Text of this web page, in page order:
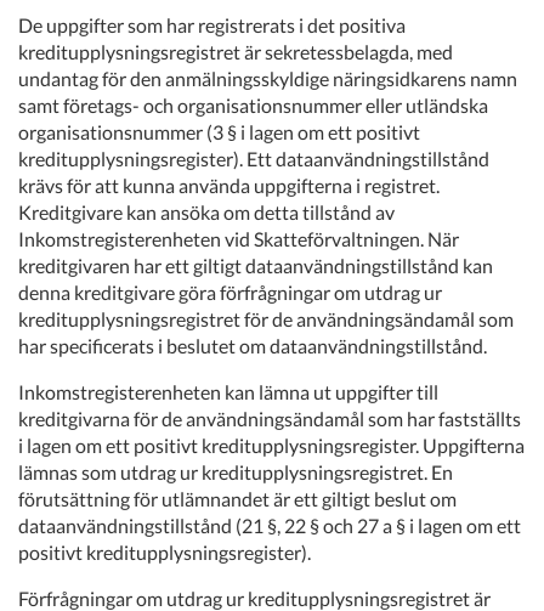
De uppgifter som har registrerats i det positiva
kreditupplysningsregistret är sekretessbelagda, med
undantag för den anmälningsskyldige näringsidkarens namn
samt företags- och organisationsnummer eller utländska
organisationsnummer (3 § i lagen om ett positivt
kreditupplysningsregister). Ett dataanvändningstillstånd
krävs för att kunna använda uppgifterna i registret.
Kreditgivare kan ansöka om detta tillstånd av
Inkomstregisterenheten vid Skatteförvaltningen. När
kreditgivaren har ett giltigt dataanvändningstillstånd kan
denna kreditgivare göra förfrågningar om utdrag ur
kreditupplysningsregistret för de användningsändamål som
har specificerats i beslutet om dataanvändningstillstånd.
Inkomstregisterenheten kan lämna ut uppgifter till
kreditgivarna för de användningsändamål som har fastställts
i lagen om ett positivt kreditupplysningsregister. Uppgifterna
lämnas som utdrag ur kreditupplysningsregistret. En
förutsättning för utlämnandet är ett giltigt beslut om
dataanvändningstillstånd (21 §, 22 § och 27 a § i lagen om ett
positivt kreditupplysningsregister).
Förfrågningar om utdrag ur kreditupplysningsregistret är